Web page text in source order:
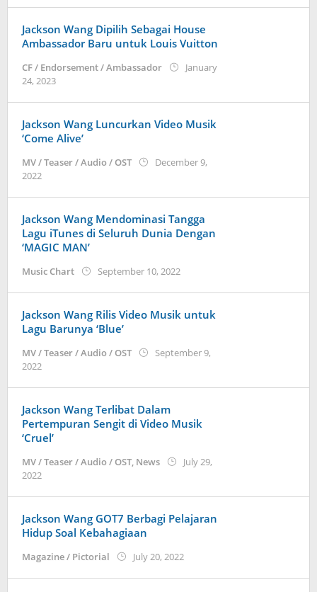
Jackson Wang Dipilih Sebagai House
Ambassador Baru untuk Louis Vuitton
CF / Endorsement / Ambassador
January
24, 2023by
Jackson Wang Luncurkan Video Musik
‘Come Alive’
MV / Teaser / Audio / OST
December 9,
2022by
Jackson Wang Mendominasi Tangga
Lagu iTunes di Seluruh Dunia Dengan
‘MAGIC MAN’
Music Chart September 10, 2022by
Jackson Wang Rilis Video Musik untuk
Lagu Barunya ‘Blue’
MV / Teaser / Audio / OST
September 9,
2022by
Jackson Wang Terlibat Dalam
Pertempuran Sengit di Video Musik
‘Cruel’
MV / Teaser / Audio / OST, News
July 29,
2022by
Jackson Wang GOT7 Berbagi Pelajaran
Hidup Soal Kebahagiaan
Magazine / Pictorial July 20, 2022by